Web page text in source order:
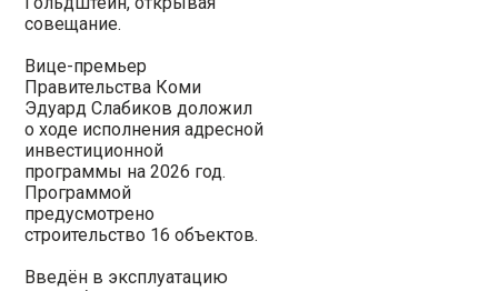
совещание.
Вице-премьер
Правительства Коми
Эдуард Слабиков доложил
о ходе исполнения адресной
инвестиционной
программы на 2026 год.
Программой
предусмотрено
строительство 16 объектов.
Введён в эксплуатацию